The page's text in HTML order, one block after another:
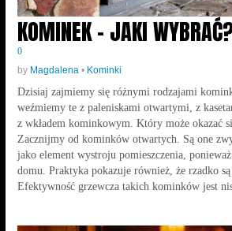
KOMINEK – JAKI
0
by Magdalena• Kominki
Dzisiaj zajmiemy się różnymi rodzajami
weźmiemy te z paleniskami otwartymi, z
z wkładem kominkowym. Który może okazać
Zacznijmy od kominków otwartych. Są one
jako element wystroju pomieszczenia,
domu. Praktyka pokazuje również, że rzadko
Efektywność grzewcza takich kominków jest